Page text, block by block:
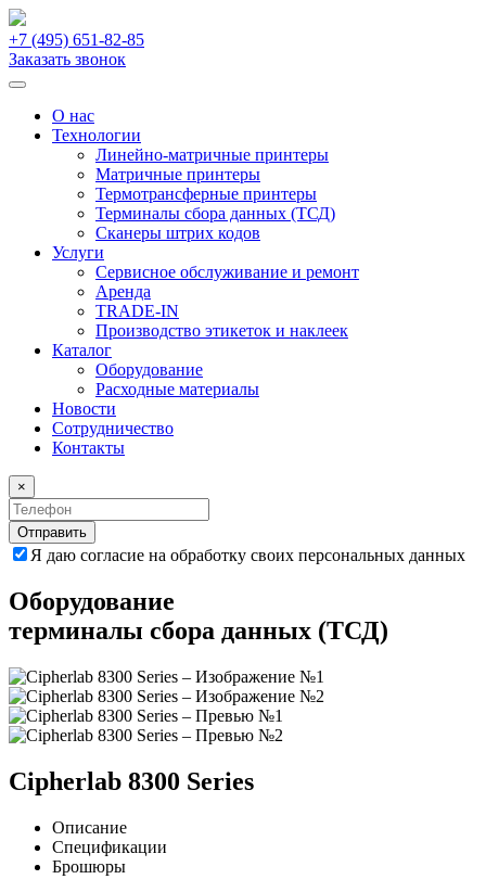
+7 (495) 651-82-85
Заказать звонок
О нас
Технологии
Линейно-матричные принтеры
Матричные принтеры
Термотрансферные принтеры
Терминалы сбора данных (ТСД)
Сканеры штрих кодов
Услуги
Сервисное обслуживание и ремонт
Аренда
TRADE-IN
Производство этикеток и наклеек
Каталог
Оборудование
Расходные материалы
Новости
Сотрудничество
Контакты
×
Отправить
Я даю согласие на обработку своих персональных данных
Оборудование
терминалы сбора данных (ТСД)
Cipherlab 8300 Series
Описание
Спецификации
Брошюры